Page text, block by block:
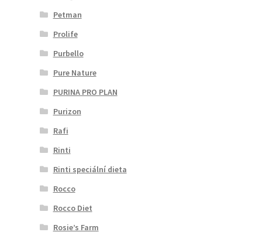
Petman
Prolife
Purbello
Pure Nature
PURINA PRO PLAN
Purizon
Rafi
Rinti
Rinti speciální dieta
Rocco
Rocco Diet
Rosie’s Farm